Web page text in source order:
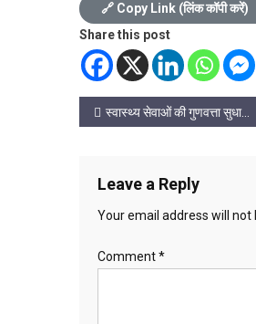
🔗 Copy Link (लिंक कॉपी करें)
Share this post
Post
स्वास्थ्य सेवाओं की गुणवत्ता सुधार पर जोर, राज्य स्तरीय समीक्षा बैठक में अहम निर्देश
Leave a Reply
Your email address will not
Comment*